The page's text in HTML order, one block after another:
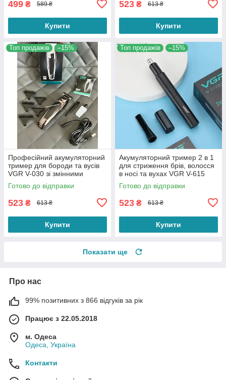
499 ₴ 589 ₴
Купити
523 ₴ 613 ₴
Купити
Топ продажів –15%
Професійний акумуляторний
тример для бороди та вусів
VGR V-030 зі змінними
насадками (5 штук)
Готово до відправки
523 ₴ 613 ₴
Купити
Топ продажів –15%
Акумуляторний тример 2 в 1
для стриження брів, волосся
в носі та вухах VGR V-615
Готово до відправки
523 ₴ 613 ₴
Купити
Показати ще
Про нас
99% позитивних з 866 відгуків за рік
Працює з 22.05.2018
м. Одеса
Одеса, Україна
Контакти